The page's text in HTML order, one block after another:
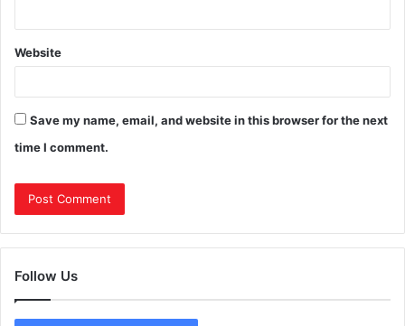
Website
Save my name, email, and website in this browser for the next
time I comment.
Follow Us